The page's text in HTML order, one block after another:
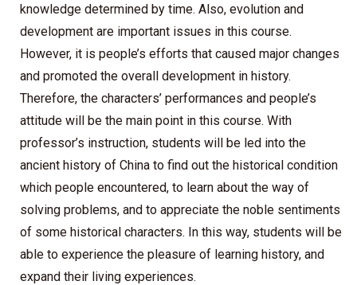
knowledge determined by time. Also, evolution and
development are important issues in this course.
However, it is people’s efforts that caused major changes
and promoted the overall development in history.
Therefore, the characters’ performances and people’s
attitude will be the main point in this course. With
professor’s instruction, students will be led into the
ancient history of China to find out the historical condition
which people encountered, to learn about the way of
solving problems, and to appreciate the noble sentiments
of some historical characters. In this way, students will be
able to experience the pleasure of learning history, and
expand their living experiences.